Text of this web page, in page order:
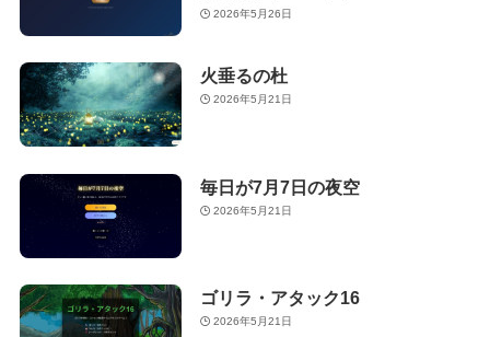
2026年5月26日
火垂るの杜
2026年5月21日
毎日が7月7日の夜空
2026年5月21日
ゴリラ・アタック16
2026年5月21日